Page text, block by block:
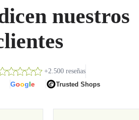
nuestros
+2.500 reseñas
Google Trusted Shops